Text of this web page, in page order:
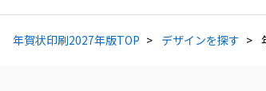
年賀状印刷2027年版TOP デザインを探す